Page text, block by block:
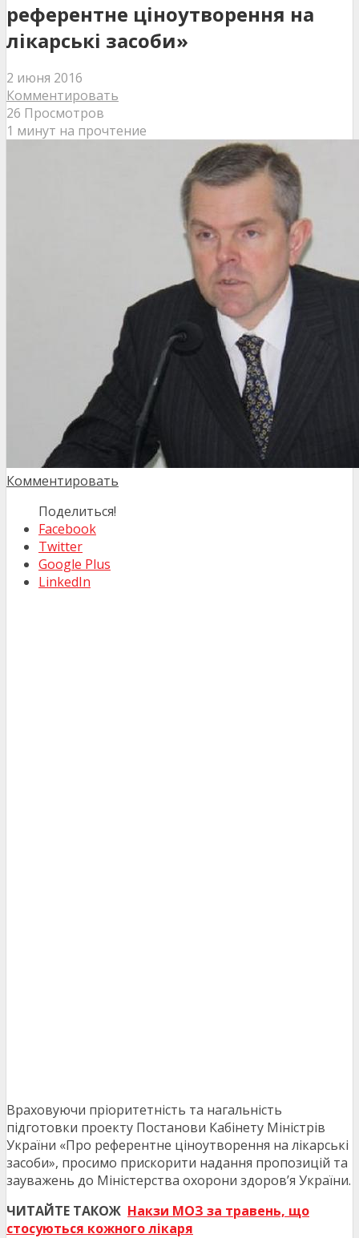
референтне ціноутворення на
лікарські засоби»
2 июня 2016
Комментировать
26 Просмотров
1 минут на прочтение
Комментировать
Поделиться!
Facebook
Twitter
Google Plus
LinkedIn
Враховуючи пріоритетність та нагальність
підготовки проекту Постанови Кабінету Міністрів
України «Про референтне ціноутворення на лікарські
засоби», просимо прискорити надання пропозицій та
зауважень до Міністерства охорони здоров’я України.
ЧИТАЙТЕ ТАКОЖ Накзи МОЗ за травень, що
стосуються кожного лікаря